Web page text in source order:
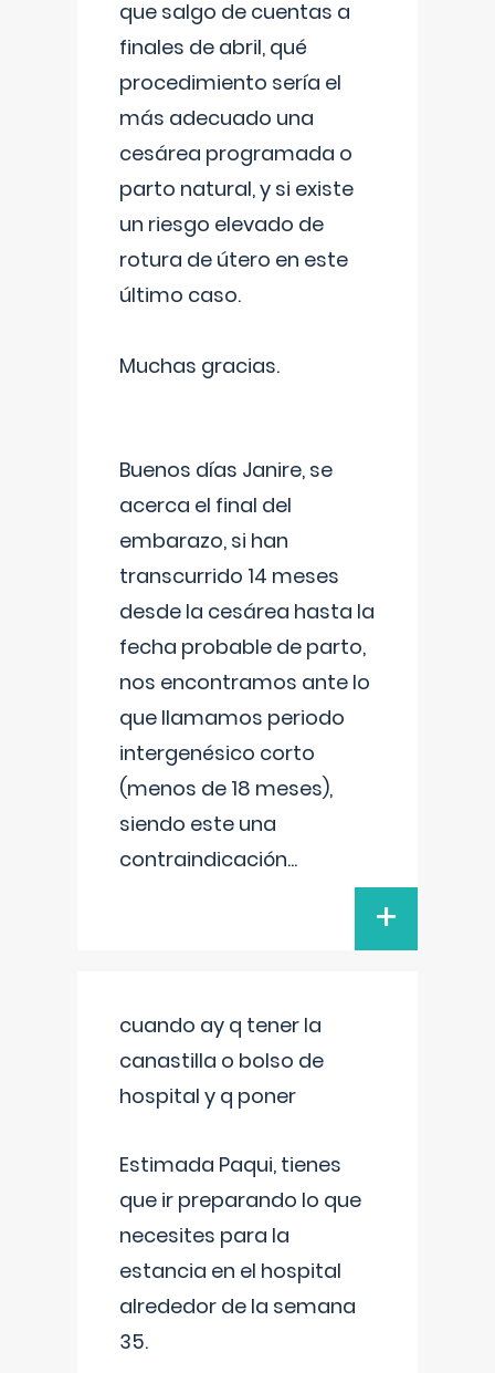
que salgo de cuentas a
finales de abril, qué
procedimiento sería el
más adecuado una
cesárea programada o
parto natural, y si existe
un riesgo elevado de
rotura de útero en este
último caso.
Muchas gracias.
Buenos días Janire, se
acerca el final del
embarazo, si han
transcurrido 14 meses
desde la cesárea hasta la
fecha probable de parto,
nos encontramos ante lo
que llamamos periodo
intergenésico corto
(menos de 18 meses),
siendo este una
contraindicación...
+
cuando ay q tener la
canastilla o bolso de
hospital y q poner
Estimada Paqui, tienes
que ir preparando lo que
necesites para la
estancia en el hospital
alrededor de la semana
35.